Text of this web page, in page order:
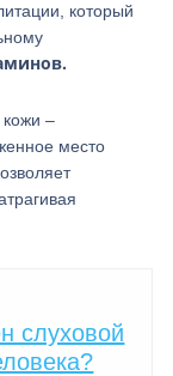
который
–
место
слуховой